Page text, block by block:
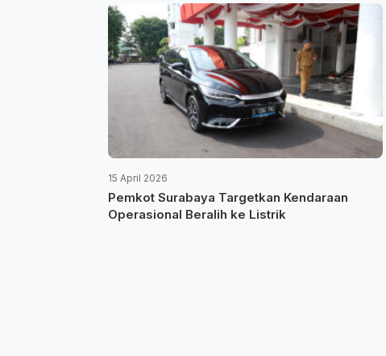
15 April 2026
Pemkot Surabaya Targetkan Kendaraan
Operasional Beralih ke Listrik